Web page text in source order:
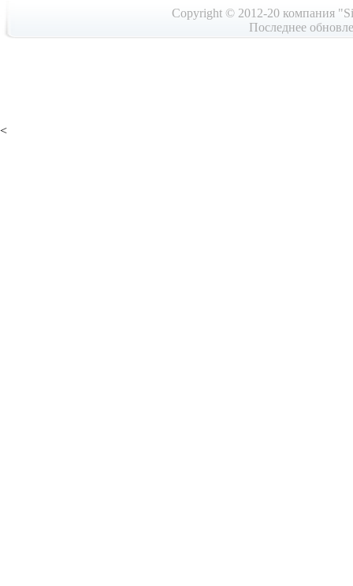
Copyright © 2012-20 компания
Последнее
<